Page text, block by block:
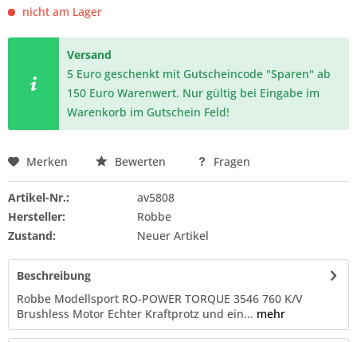
nicht am Lager
Versand
5 Euro geschenkt mit Gutscheincode "Sparen" ab
150 Euro Warenwert. Nur gültig bei Eingabe im
Warenkorb im Gutschein Feld!
Merken Bewerten Fragen
Artikel-Nr.:
av5808
Hersteller:
Robbe
Zustand:
Neuer Artikel
Beschreibung
Robbe Modellsport RO-POWER TORQUE 3546 760 K/V
Brushless Motor Echter Kraftprotz und ein... mehr